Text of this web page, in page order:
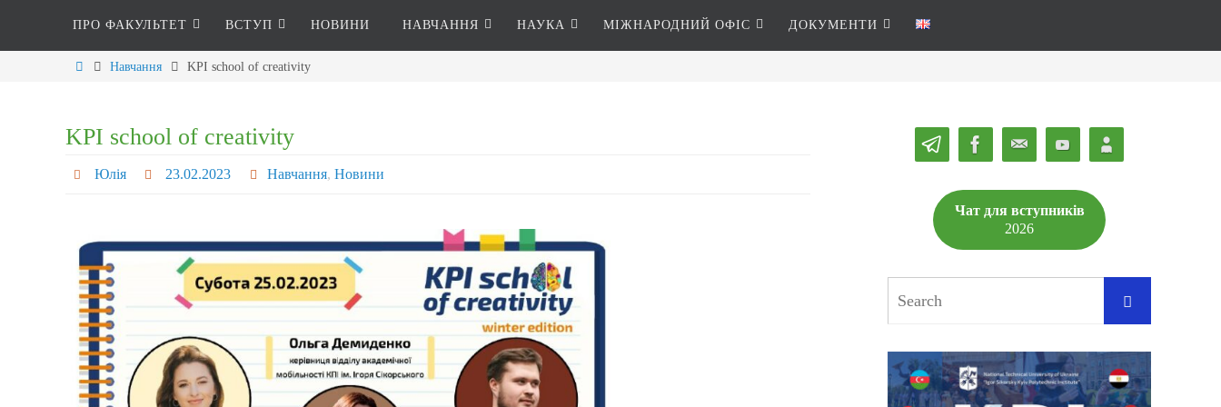
ПРО ФАКУЛЬТЕТ ВСТУП НОВИНИ НАВЧАННЯ НАУКА МІЖНАРОДНИЙ ОФІС ДОКУМЕНТИ
Навчання KPI school of creativity
KPI school of creativity
Юлія 23.02.2023 Навчання,Новини
Чат для вступників
2026